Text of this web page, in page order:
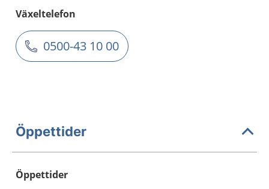
Växeltelefon
0500-43 10 00
Öppettider
Öppettider